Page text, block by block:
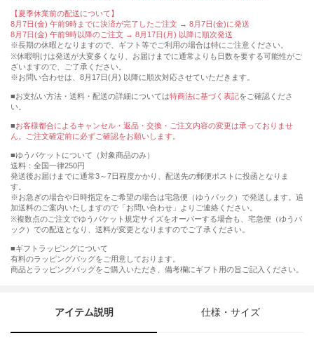
【夏季休業前の配送について】
8月7日(金) 午前9時までに決済が完了したご注文 → 8月7日(金)に発送
8月7日(金) 午前9時以降のご注文 → 8月17日(月) 以降に順次発送
※長期の休暇となりますので、ギフト等でご利用の場合は特にご注意ください。
※休暇明けは発送が大変多くなり、お届けまでに通常よりも日数を要する可能性がご
ざいますので、ご了承ください。
※お問い合わせは、8月17日(月) 以降に順次対応させていただきます。
■お支払い方法・送料・配送の詳細については特商法に基づく表記をご確認くださ
い。
■お客様都合によるキャンセル・返品・交換・ご注文内容の変更は承っておりませ
ん。ご注文確定前に必ずご確認をお願いします。
■ゆうパケットについて（対象商品のみ）
送料：全国一律250円
発送後お届けまでに通常3～7日程度かかり、配送先の郵便ポストに投函となりま
す。
※お急ぎの場合や日時指定をご希望の場合は宅急便（ゆうパック）で発送します。追
加送料のご案内いたしますので「お問い合わせ」よりご連絡ください。
※複数点のご注文でゆうパケット規定サイズをオーバーする場合も、宅急便（ゆうパ
ック）での配送となり、送料が変更となりますのでご了承ください。
■ギフトラッピングについて
有料のラッピングバッグをご用意しております。
商品とラッピングバッグをご購入いただき、備考欄にギフト用の旨ご記入ください。
アイテム説明 仕様・サイズ